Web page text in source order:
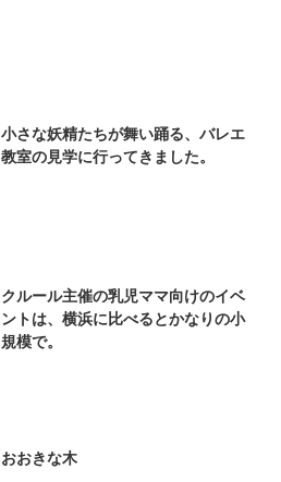
小さな妖精たちが舞い踊る、バレエ
教室の見学に行ってきました。
クルール主催の乳児ママ向けのイベ
ントは、横浜に比べるとかなりの小
規模で。
おおきな木